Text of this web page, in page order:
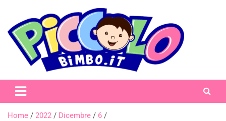
content
piccolobimbo.it
Home 2022 Dicembre
6